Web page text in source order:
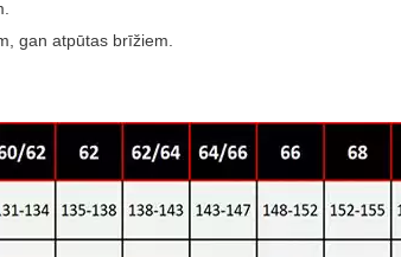
gan atpūtas brīžiem.